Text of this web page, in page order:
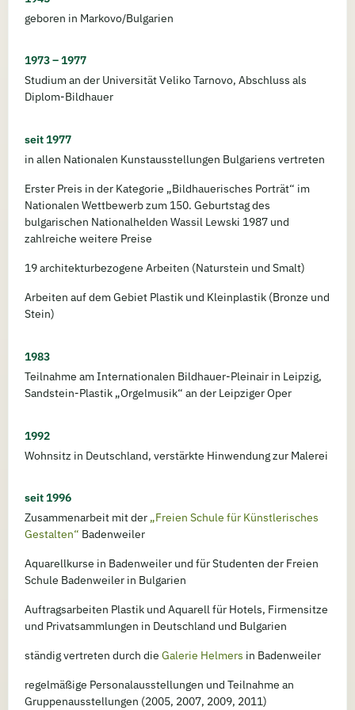
geboren in Markovo/Bulgarien
1973 – 1977
Studium an der Universität Veliko Tarnovo, Abschluss als
Diplom-Bildhauer
seit 1977
in allen Nationalen Kunstausstellungen Bulgariens vertreten
Erster Preis in der Kategorie „Bildhauerisches Porträt“ im
Nationalen Wettbewerb zum 150. Geburtstag des
bulgarischen Nationalhelden Wassil Lewski 1987 und
zahlreiche weitere Preisе
19 architekturbezogene Arbeiten (Naturstein und Smalt)
Arbeiten auf dem Gebiet Plastik und Kleinplastik (Bronze und
Stein)
1983
Teilnahme am Internationalen Bildhauer-Pleinair in Leipzig,
Sandstein-Plastik „Orgelmusik“ an der Leipziger Oper
1992
Wohnsitz in Deutschland, verstärkte Hinwendung zur Malerei
seit 1996
Zusammenarbeit mit der „Freien Schule für Künstlerisches
Gestalten“ Badenweiler
Aquarellkurse in Badenweiler und für Studenten der Freien
Schule Badenweiler in Bulgarien
Auftragsarbeiten Plastik und Aquarell für Hotels, Firmensitze
und Privatsammlungen in Deutschland und Bulgarien
ständig vertreten durch die Galerie Helmers in Badenweiler
regelmäßige Personalausstellungen und Teilnahme an
Gruppenausstellungen (2005, 2007, 2009, 2011)